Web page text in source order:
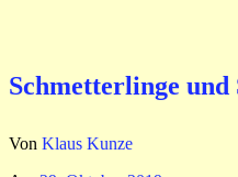
Schmetterlinge
Von Klaus Kunze